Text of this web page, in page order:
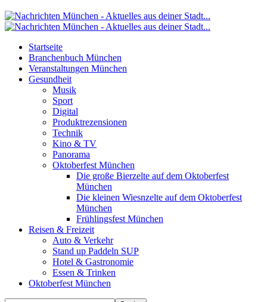
Startseite
Branchenbuch München
Veranstaltungen München
Gesundheit
Musik
Sport
Digital
Produktrezensionen
Technik
Kino & TV
Panorama
Oktoberfest München
Die große Bierzelte auf dem Oktoberfest
München
Die kleinen Wiesnzelte auf dem Oktoberfest
München
Frühlingsfest München
Reisen & Freizeit
Auto & Verkehr
Stand up Paddeln SUP
Hotel & Gastronomie
Essen & Trinken
Oktoberfest München